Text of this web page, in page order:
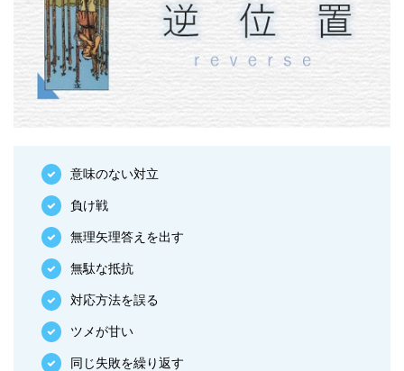
意味のない対立
負け戦
無理矢理答えを出す
無駄な抵抗
対応方法を誤る
ツメが甘い
同じ失敗を繰り返す